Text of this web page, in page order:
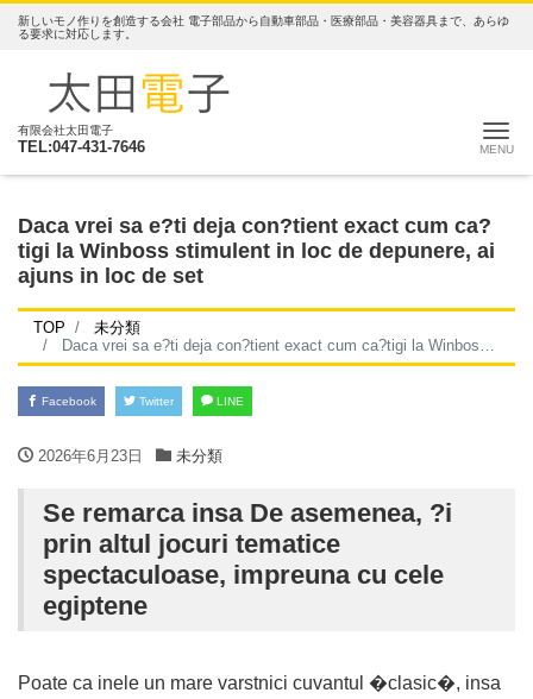
新しいモノ作りを創造する会社 電子部品から自動車部品・医療部品・美容器具まで、あらゆ
る要求に対応します。
有限会社太田電子
TEL:047-431-7646 ナ
Daca vrei sa e?ti deja con?tient exact cum ca?
tigi la Winboss stimulent in loc de depunere, ai
ajuns in loc de set
TOP
未分類
Daca vrei sa e?ti deja con?tient exact cum ca?tigi la Winboss stimulent in loc de depunere, ai ajuns in loc de set
Facebook Twitter LINE
2026年6月23日 未分類
Se remarca insa De asemenea, ?i
prin altul jocuri tematice
spectaculoase, impreuna cu cele
egiptene
Poate ca inele un mare varstnici cuvantul �clasic�, insa